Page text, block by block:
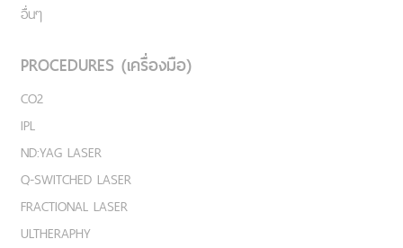
อื่นๆ
PROCEDURES (เครื่องมือ)
CO2
IPL
ND:YAG LASER
Q-SWITCHED LASER
FRACTIONAL LASER
ULTHERAPHY